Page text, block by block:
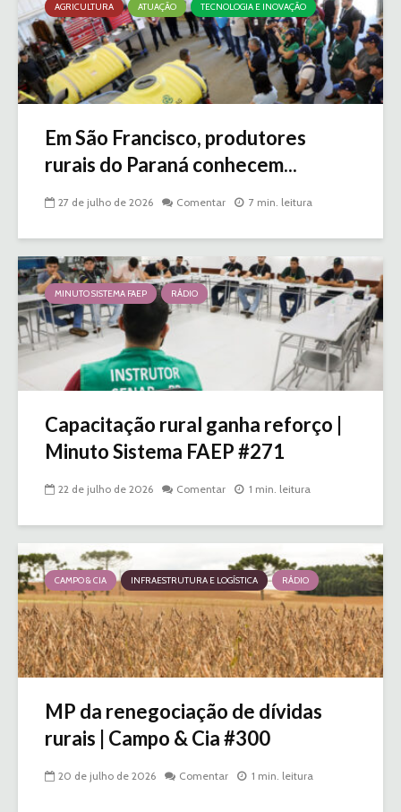
AGRICULTURA ATUAÇÃO TECNOLOGIA E INOVAÇÃO
Em São Francisco, produtores
rurais do Paraná conhecem...
27 de julho de 2026 Comentar 7 min. leitura
MINUTO SISTEMA FAEP RÁDIO
Capacitação rural ganha reforço |
Minuto Sistema FAEP #271
22 de julho de 2026 Comentar 1 min. leitura
CAMPO & CIA INFRAESTRUTURA E LOGÍSTICA RÁDIO
MP da renegociação de dívidas
rurais | Campo & Cia #300
20 de julho de 2026 Comentar 1 min. leitura